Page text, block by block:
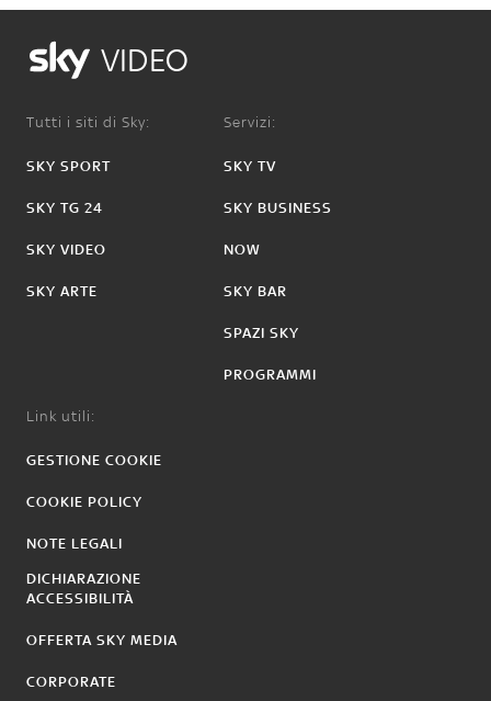
VIDEO
Tutti i siti di Sky:
SKY SPORT
SKY TG 24
SKY VIDEO
SKY ARTE
Servizi:
SKY TV
SKY BUSINESS
NOW
SKY BAR
SPAZI SKY
PROGRAMMI
Link utili:
GESTIONE COOKIE
COOKIE POLICY
NOTE LEGALI
DICHIARAZIONE
ACCESSIBILITÀ
OFFERTA SKY MEDIA
CORPORATE